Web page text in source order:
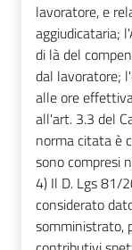
lavoratore, e
aggiudicataria;
di là del
dal lavoratore;
alle ore
all'art. 3.3 del
norma citata è
sono compresi
4) Il D. Lgs 81/
considerato
somministrato,